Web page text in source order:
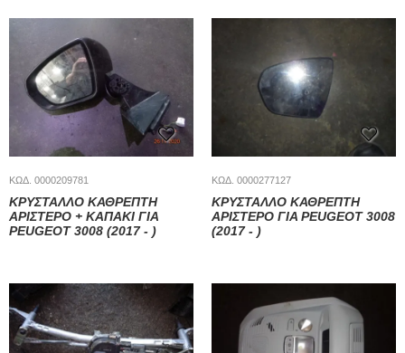
ΚΩΔ. 0000209781
ΚΡΥΣΤΑΛΛΟ ΚΑΘΡΕΠΤΗ
ΑΡΙΣΤΕΡΟ + ΚΑΠΑΚΙ ΓΙΑ
PEUGEOT 3008 (2017 - )
ΚΩΔ. 0000277127
ΚΡΥΣΤΑΛΛΟ ΚΑΘΡΕΠΤΗ
ΑΡΙΣΤΕΡΟ ΓΙΑ PEUGEOT 3008
(2017 - )